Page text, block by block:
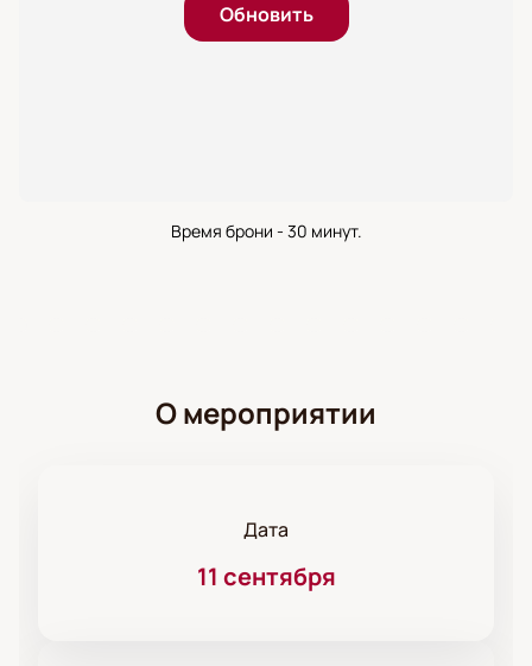
Обновить
Время брони - 30 минут.
О мероприятии
Дата
11 сентября